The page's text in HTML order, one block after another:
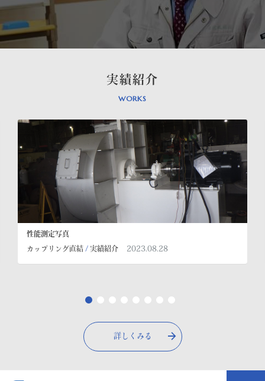
実績紹介
WORKS
性能測定写真
カップリング直結 / 実績紹介 2023.08.28
詳しくみる